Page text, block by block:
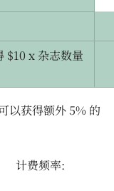
$10 x 杂志数量
以获得额外 5% 的
计费频率: